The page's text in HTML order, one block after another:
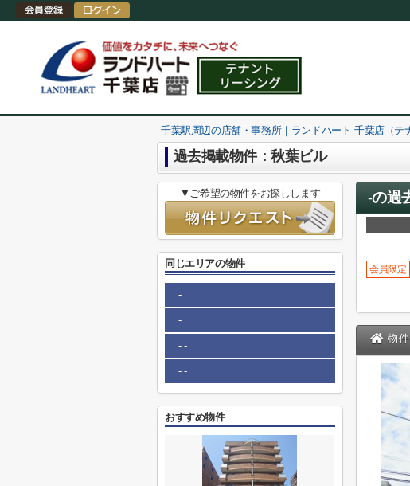
千葉駅周辺の店舗・事務所｜ランドハート 千葉店（テ
過去掲載物件：秋葉ビル
-の過
会員限定
物
▼ご希望の物件をお探しします
同じエリアの物件
-
-
- -
- -
おすすめ物件